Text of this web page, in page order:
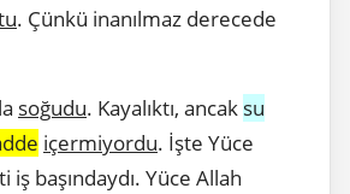
. Çünkü inanılmaz derecede
soğudu. Kayalıktı, ancak su
içermiyordu. İşte Yüce
iş başındaydı. Yüce Allah